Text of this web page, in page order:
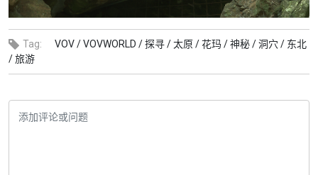
Tag: VOV /VOVWORLD /探寻 /太原 /花玛 /神秘 /洞穴 / 东北
/旅游